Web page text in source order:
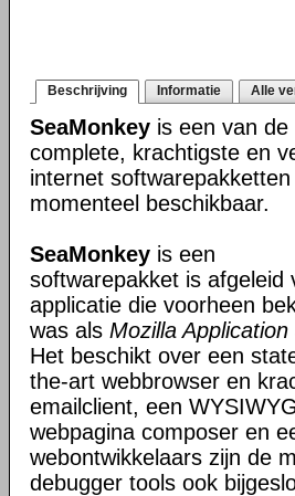
Beschrijving Informatie Alle
SeaMonkey is een van de
complete, krachtigste en
internet softwarepakketten
momenteel beschikbaar.
SeaMonkey is een
softwarepakket is afgeleid
applicatie die voorheen
was als Mozilla Application
Het beschikt over een
the-art webbrowser en
emailclient, een WYSIWYG
webpagina composer en
webontwikkelaars zijn de
debugger tools ook